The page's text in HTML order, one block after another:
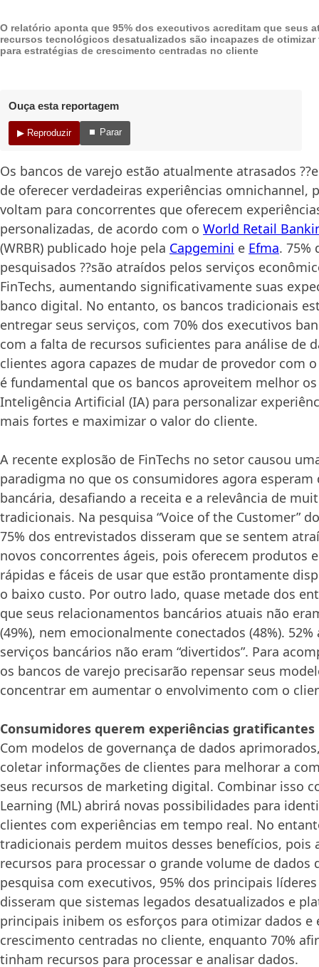
O relatório aponta que 95% dos executivos acreditam que seus
recursos tecnológicos desatualizados são incapazes de
para estratégias de crescimento centradas no cliente
Ouça esta reportagem
▶ Reproduzir ⏹ Parar
Os bancos de varejo estão atualmente atrasados
de oferecer verdadeiras experiências omnichannel,
voltam para concorrentes que oferecem
personalizadas, de acordo com o World Retail
(WRBR) publicado hoje pela Capgemini e Efma. 75%
pesquisados ??são atraídos pelos serviços
FinTechs, aumentando significativamente suas
banco digital. No entanto, os bancos tradicionais
entregar seus serviços, com 70% dos executivos
com a falta de recursos suficientes para análise de
clientes agora capazes de mudar de provedor com
é fundamental que os bancos aproveitem melhor
Inteligência Artificial (IA) para personalizar
mais fortes e maximizar o valor do cliente.
A recente explosão de FinTechs no setor causou
paradigma no que os consumidores agora esperam
bancária, desafiando a receita e a relevância de
tradicionais. Na pesquisa “Voice of the Customer”
75% dos entrevistados disseram que se sentem
novos concorrentes ágeis, pois oferecem produtos
rápidas e fáceis de usar que estão prontamente
o baixo custo. Por outro lado, quase metade dos
que seus relacionamentos bancários atuais não
(49%), nem emocionalmente conectados (48%).
serviços bancários não eram “divertidos”. Para
os bancos de varejo precisarão repensar seus
concentrar em aumentar o envolvimento com o
Consumidores querem experiências gratificantes
Com modelos de governança de dados
coletar informações de clientes para melhorar a
seus recursos de marketing digital. Combinar isso
Learning (ML) abrirá novas possibilidades para
clientes com experiências em tempo real. No
tradicionais perdem muitos desses benefícios, pois
recursos para processar o grande volume de dados
pesquisa com executivos, 95% dos principais
disseram que sistemas legados desatualizados e
principais inibem os esforços para otimizar dados e
crescimento centradas no cliente, enquanto 70%
tinham recursos para processar e analisar dados.